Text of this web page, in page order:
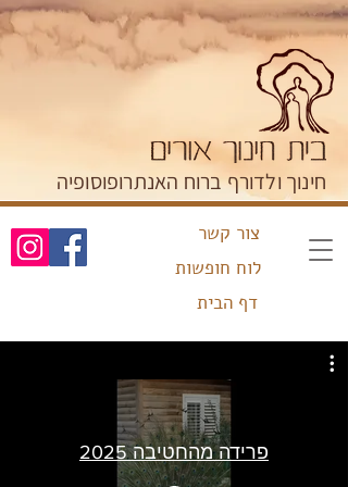
חינוך ולדורף ברוח האנתרופוסופיה
צור קשר
לוח חופשות
דף הבית
פרידה מהחטיבה 2025